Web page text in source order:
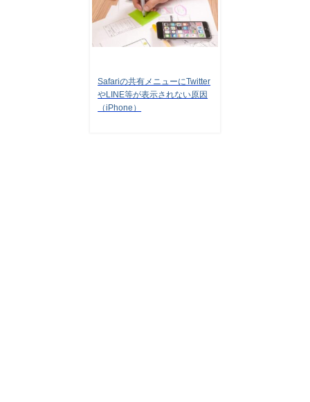
Safariの共有メニューにTwitter
やLINE等が表示されない原因
（iPhone）